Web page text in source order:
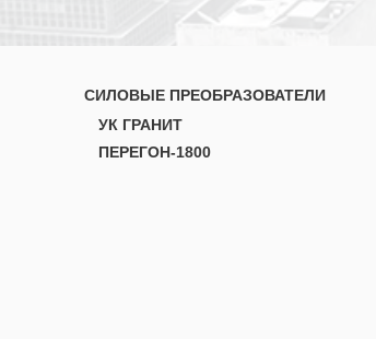
СИЛОВЫЕ ПРЕОБРАЗОВАТЕЛИ
УК ГРАНИТ
ПЕРЕГОН-1800